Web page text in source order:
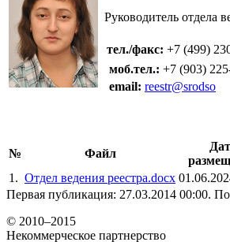
Руководитель отдела
тел./факс: +7 (499)
моб.тел.: +7 (903)
email: reestr@srodso
№ Файл
1. Отдел ведения реестра.docx
Первая публикация: 27.03.2014 00:00.
© 2010–2015
Некоммерческое партнерство